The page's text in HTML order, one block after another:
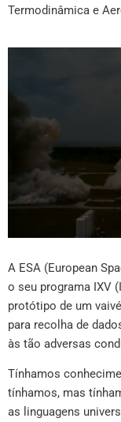
Termodinâmica e
A ESA (European
o seu programa IXV
protótipo de um
para recolha de
às tão adversas
Tínhamos
tínhamos, mas
as linguagens